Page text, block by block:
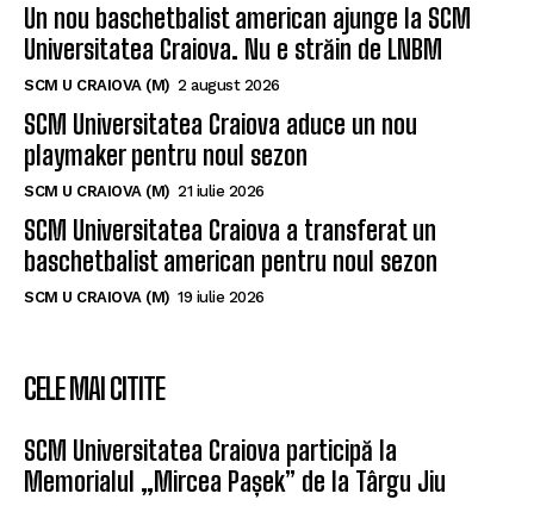
Un nou baschetbalist american ajunge la SCM
Universitatea Craiova. Nu e străin de LNBM
SCM U CRAIOVA (M) 2 august 2026
SCM Universitatea Craiova aduce un nou
playmaker pentru noul sezon
SCM U CRAIOVA (M) 21 iulie 2026
SCM Universitatea Craiova a transferat un
baschetbalist american pentru noul sezon
SCM U CRAIOVA (M) 19 iulie 2026
CELE MAI CITITE
SCM Universitatea Craiova participă la
Memorialul „Mircea Pașek” de la Târgu Jiu